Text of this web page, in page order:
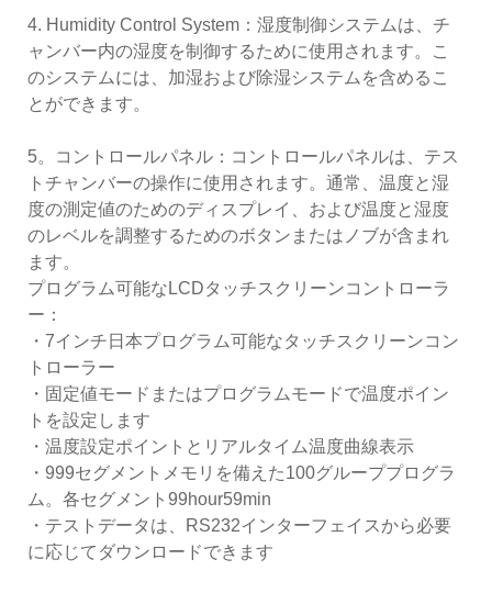
4. Humidity Control System：湿度制御システムは、チ
ャンバー内の湿度を制御するために使用されます。こ
のシステムには、加湿および除湿システムを含めるこ
とができます。
5。コントロールパネル：コントロールパネルは、テス
トチャンバーの操作に使用されます。通常、温度と湿
度の測定値のためのディスプレイ、および温度と湿度
のレベルを調整するためのボタンまたはノブが含まれ
ます。
プログラム可能なLCDタッチスクリーンコントローラ
ー：
・7インチ日本プログラム可能なタッチスクリーンコン
トローラー
・固定値モードまたはプログラムモードで温度ポイン
トを設定します
・温度設定ポイントとリアルタイム温度曲線表示
・999セグメントメモリを備えた100グループプログラ
ム。各セグメント99hour59min
・テストデータは、RS232インターフェイスから必要
に応じてダウンロードできます